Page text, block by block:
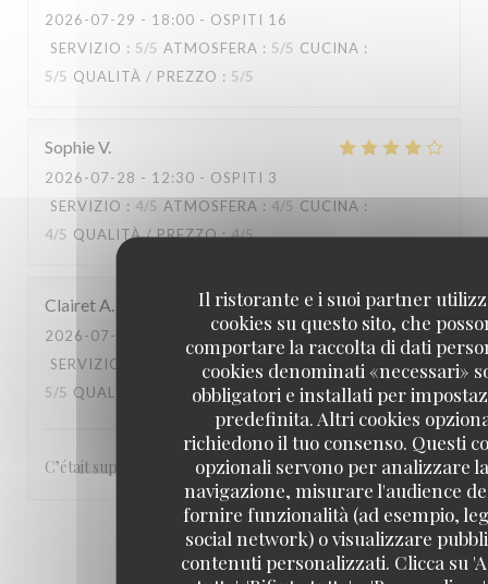
Il ristorante e i suoi partner
cookies su questo sito, che
comportare la raccolta di dati
cookies denominati «necessari»
obbligatori e installati per
predefinita. Altri cookies
richiedono il tuo consenso. Questi
opzionali servono per analizzare
navigazione, misurare l'audience
fornire funzionalità (ad esempio,
social network) o visualizzare
contenuti personalizzati. Clicca su
2026-07-29 - 18:00 - OSPITI 16
SERVIZIO : 5/5 ATMOSFERA : 5/5 CUCINA :
5/5 QUALITÀ / PREZZO : 5/5
SophieV
2026-07-28 - 12:30 - OSPITI 3
SERVIZIO : 4/5 ATMOSFERA : 4/5 CUCINA :
4/5 QUALITÀ / PREZZO: 4/5
ClairetA
2026-07-28
- 13:00 - OSPITI 3
SERVIZIO
ATMOSFERA 5 CUCINA:
5/5 QUALITÀ / PREZZO: 5/5
C’était super, le service, le repas rien à redire ! Merci
1 2 3